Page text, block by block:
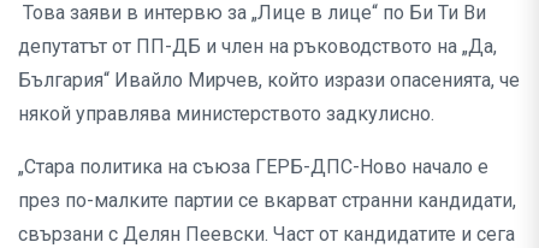
Това заяви в интервю за „Лице в лице“ по Би Ти Ви
депутатът от ПП-ДБ и член на ръководството на „Да,
България“ Ивайло Мирчев, който изрази опасенията, че
някой управлява министерството задкулисно.
„Стара политика на съюза ГЕРБ-ДПС-Ново начало е
през по-малките партии се вкарват странни кандидати,
свързани с Делян Пеевски. Част от кандидатите и сега